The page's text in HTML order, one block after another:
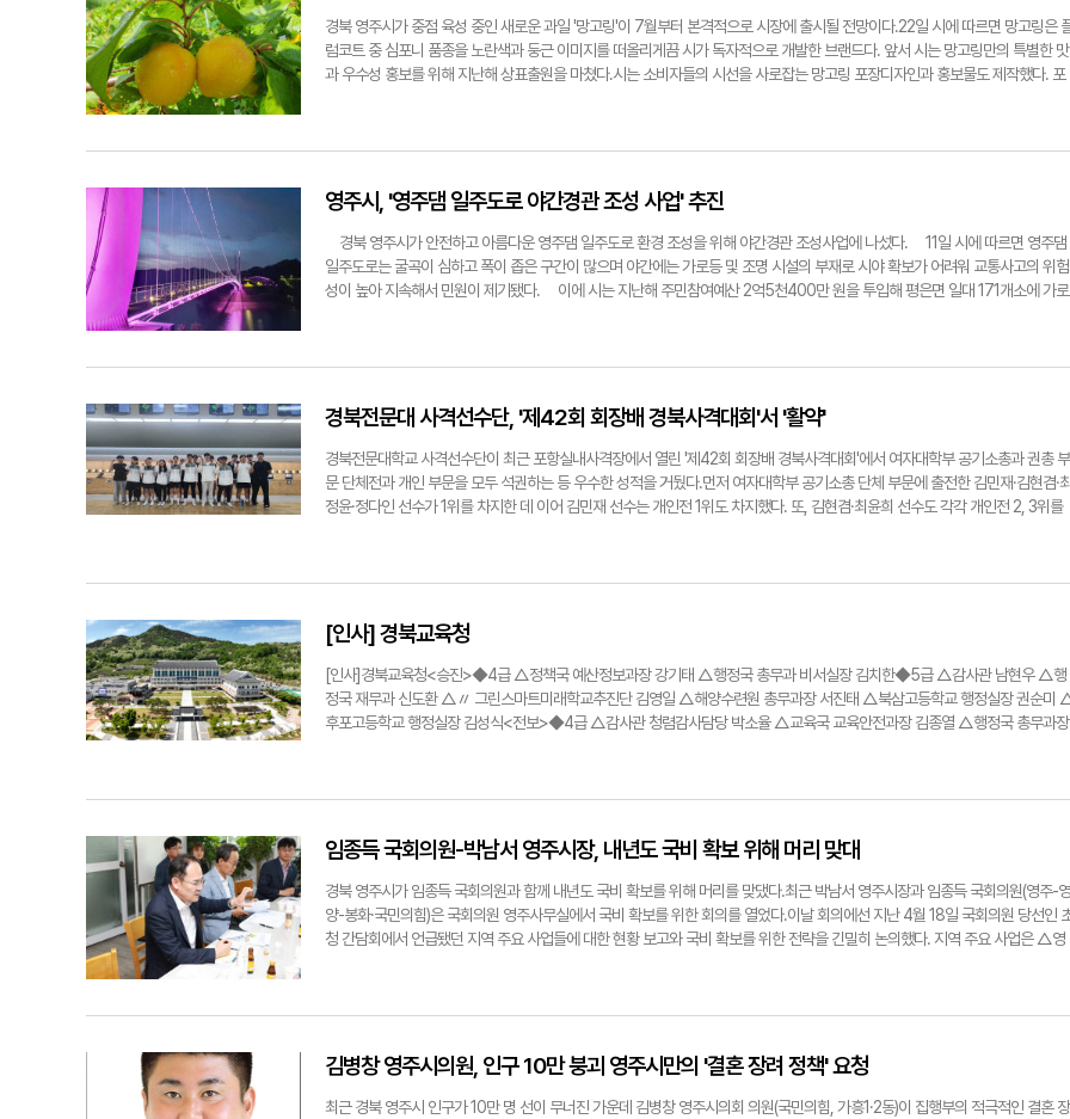
경북 영주시가 중점 육성 중인 새로운 과일 '망고링'이 7월부터 본격적으로 시장에 출시될 전망이다.22일 시에 따르면 망고링은
럼코트 중 심포니 품종을 노란색과 둥근 이미지를 떠올리게끔 시가 독자적으로 개발한 브랜드다. 앞서 시는 망고링만의 특별한 맛
과 우수성 홍보를 위해 지난해 상표출원을 마쳤다.시는 소비자들의 시선을 사로잡는 망고링 포장디자인과 홍보물도 제작했다. 포
수확을 앞두고 있다.시와 영주시플럼코트발전연구회는 망고링의 판로를 넓히기 위해 다음 달 수확 시기에 맞춰 온라인 방송 판매
와 수도권 판촉 행사를 진행할 계획이다.권영금 농업기술센터 소장은 "망고링이 신 소득 작목으로 농가 소득에 도움이 될 수 있도록
기술 지원과 함께 다양한 유통망을 확보해 영주를 대표하는 특산물로 키울 방침"이라며 "비타민과 식이섬유가 풍부해 노화 예방과
다이어트에 좋은 새콤달콤한 망고링을 드시고 더위로 잃어버린 입맛을 되찾으시길 바란다"고 말했다.손병현기자
why@yeongnam.com영주 망고링. 포장된 영주 망고링.
영주시, '영주댐 일주도로 야간경관 조성 사업' 추진
경북 영주시가 안전하고 아름다운 영주댐 일주도로 환경 조성을 위해 야간경관 조성사업에 나섰다. 11일 시에 따르면 영주댐
일주도로는 굴곡이 심하고 폭이 좁은 구간이 많으며 야간에는 가로등 및 조명 시설의 부재로 시야 확보가 어려워 교통사고의 위험
성이 높아 지속해서 민원이 제기됐다. 이에 시는 지난해 주민참여예산 2억5천400만 원을 투입해 평은면 일대 171개소에 가로
조명을 설치하는 사업화 방안 및 관련 법령을 검토하고 있다"며 "앞으로 최종결과물을 토대로 경관 구역 및 디자인 등을 확정해 사
업을 본격적으로 추진하겠다"고 밝혔다. 손병현기자 why@yeongnam.com영주-2-1 (참고사진) 영주댐 용두교-용미교 야간경
관. 평은 지난해 영주시가 주민참여예산 2억5천400만 원으로 평은면에 설치한 가로등.
경북전문대 사격선수단, '제42회 회장배 경북사격대회'서 '활약'
경북전문대학교 사격선수단이 최근 포항실내사격장에서 열린 '제42회 회장배 경북사격대회'에서 여자대학부 공기소총과 권총 부
문 단체전과 개인 부문을 모두 석권하는 등 우수한 성적을 거뒀다.먼저 여자대학부 공기소총 단체 부문에 출전한 김민재·김현겸·최
정윤·정다인 선수가 1위를 차지한 데 이어 김민재 선수는 개인전 1위도 차지했다. 또, 김현겸·최윤희 선수도 각각 개인전 2, 3위를
받고 있다"며 "앞으로 대학운동부 평가 및 지원 사업 교부금을 투입해 안정적인 훈련을 할 수 있도록 지원을 아끼지 않겠다"고 밝혔
다.한편, 선수단은 23~27일 열리는 '제6회 창원시장배 전국사격대회'에 참가하고, 7월 1일부터 8월 30일까지는 하계훈련에 돌입
할 예정이다.손병현기자 why@yeongnam.com최근 포항에서 열린 경북사격대회에서 우수한 성적을 거둔 경북전문대 사격선수
단.
[인사] 경북교육청
[인사]경북교육청<승진>◆4급 △정책국 예산정보과장 강기태 △행정국 총무과 비서실장 김치한◆5급 △감사관 남현우 △행
정국 재무과 신도환 △〃 그린스마트미래학교추진단 김영일 △해양수련원 총무과장 서진태 △북삼고등학교 행정실장 권순미
후포고등학교 행정실장 김성식<전보>◆4급 △감사관 청렴감사담당 박소율 △교육국 교육안전과장 김종열 △행정국 총무과장
원과장 조경제 △영덕교육지원청 행정지원과장 서민성 △고령교육지원청 행정지원과장 김정환 △봉화교육지원청 행정지원과장
김경호 △경북과학고등학교 행정실장 김정숙 △두호고등학교 행정실장 박선희 △포항여자고등학교 행정실장 우유식 △경주여
자고등학교 행정실장 권상욱 △경북외국어고등학교 행정실장 장경숙 △금오고등학교 행정실장 김상천 △금오공업고등학교 행정
실장 권용진 △경북체육고등학교 행정실장 이재성 △경북드론고등학교 행정실장 이미정 △석적고등학교 행정실장 이연희 △경
북일고등학교 행정실장 황영섭 △경산중학교 행정실장 황영애 △사동중학교 행정실장 김윤연 △장산중학교 행정실장 장태원 △
임종득 국회의원-박남서 영주시장, 내년도 국비 확보 위해 머리 맞대
경북 영주시가 임종득 국회의원과 함께 내년도 국비 확보를 위해 머리를 맞댔다.최근 박남서 영주시장과 임종득 국회의원(영주-영
양-봉화·국민의힘)은 국회의원 영주사무실에서 국비 확보를 위한 회의를 열었다.이날 회의에선 지난 4월 18일 국회의원 당선인
청 간담회에서 언급됐던 지역 주요 사업들에 대한 현황 보고와 국비 확보를 위한 전략을 긴밀히 논의했다. 지역 주요 사업은 △영
겠다"고 말했다.특히 박 시장은 시민의 안전과 직결되는 사업인 △서천 수질 개선을 위한 비점오염저감시설 설치사업 △영주시 서
천하류배수구역 하수도 정비사업 △가흥 자연재해위험개선지구 정비사업 △상망 자연재해위험개선지구 정비사업 등은 반드시
예산에 반영돼야 한다고 강조하면서 임 의원의 적극적인 협조를 요청했다.이에 임 의원은 "영주 발전을 위한 국비 확보에 국회의원
김병창 영주시의원, 인구 10만 붕괴 영주시만의 '결혼 장려 정책' 요청
최근 경북 영주시 인구가 10만 명 선이 무너진 가운데 김병창 영주시의회 의원(국민의힘, 가흥1·2동)이 집행부의 적극적인 결혼 장